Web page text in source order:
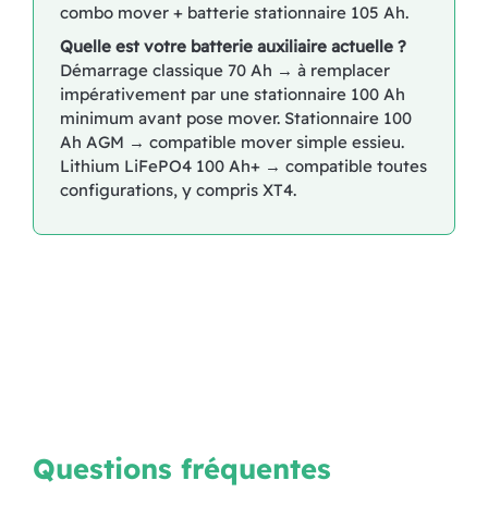
combo mover + batterie stationnaire 105 Ah.
Quelle est votre batterie auxiliaire actuelle ?
Démarrage classique 70 Ah → à remplacer
impérativement par une stationnaire 100 Ah
minimum avant pose mover. Stationnaire 100
Ah AGM → compatible mover simple essieu.
Lithium LiFePO4 100 Ah+ → compatible toutes
configurations, y compris XT4.
Questions fréquentes